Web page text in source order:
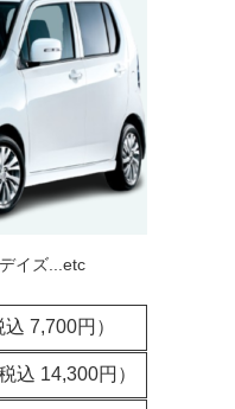
イズ...etc
7,700円）
込 14,300円）